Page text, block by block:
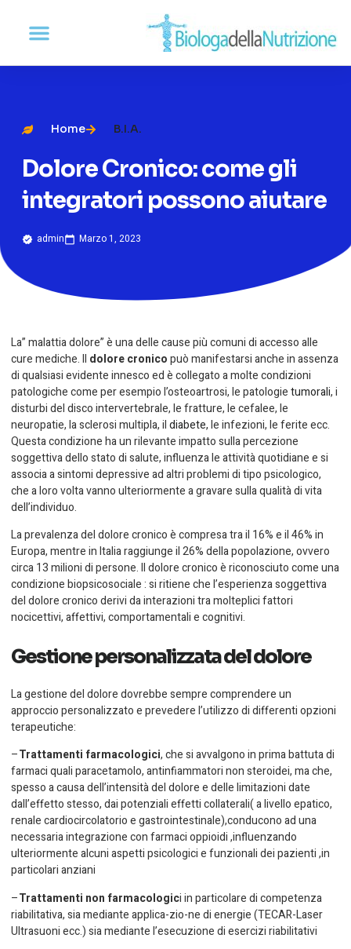
Home B.I.A.
Dolore Cronico: come gli
integratori possono aiutare
admin Marzo 1, 2023
La” malattia dolore” è una delle cause più comuni di accesso alle
cure mediche. Il dolore cronicopuò manifestarsi anche in assenza
di qualsiasi evidente innesco ed è collegato a molte condizioni
patologiche come per esempio l’osteoartrosi, le patologietumorali, i
disturbi del disco intervertebrale, le fratture, le cefalee, le
neuropatie, la sclerosi multipla, ildiabete,le infezioni, le ferite ecc.
Questa condizione ha un rilevante impatto sulla percezione
soggettiva dello stato di salute, influenza le attività quotidiane e si
associa a sintomi depressive ad altri problemi di tipo psicologico,
che a loro volta vanno ulteriormente a gravare sulla qualità di vita
dell’individuo.
La prevalenza del dolore cronico è compresa tra il 16% e il 46% in
Europa, mentre in Italia raggiunge il 26% della popolazione, ovvero
circa 13 milioni di persone. Il dolore cronico è riconosciuto come una
condizione biopsicosociale : si ritiene che l’esperienza soggettiva
del dolore cronico derivi da interazioni tra molteplici fattori
nocicettivi, affettivi, comportamentali e cognitivi.
Gestione personalizzata del dolore
La gestione del dolore dovrebbe sempre comprendere un
approccio personalizzato e prevedere l’utilizzo di differenti opzioni
terapeutiche:
–Trattamenti farmacologici, che si avvalgono in prima battuta di
farmaci quali paracetamolo, antinfiammatori non steroidei, ma che,
spesso a causa dell’intensità del dolore e delle limitazioni date
dall’effetto stesso, dai potenziali effetti collaterali( a livello epatico,
renale cardiocircolatorio e gastrointestinale),conducono ad una
necessaria integrazione con farmaci oppioidi ,influenzando
ulteriormente alcuni aspetti psicologici e funzionali dei pazienti ,in
particolari anziani
–Trattamenti non farmacologici in particolare di competenza
riabilitativa, sia mediante applica-zio-ne di energie (TECAR-Laser
Ultrasuoni ecc.) sia mediante l’esecuzione di esercizi riabilitativi